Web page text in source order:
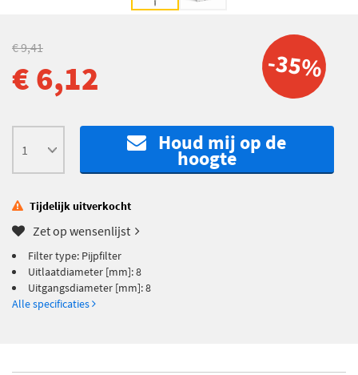
-35%
€ 9,41
€ 6,12
Houd mij op de
hoogte
Tijdelijk uitverkocht
Zet op wensenlijst
Filter type: Pijpfilter
Uitlaatdiameter [mm]: 8
Uitgangsdiameter [mm]: 8
Alle specificaties